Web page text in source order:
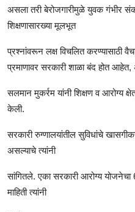
असला तरी बेरोजगारीमुळे युवक गंभीर
शिक्षणासारख्या मूलभूत
प्रश्नांवरून लक्ष विचलित करण्यासाठी
प्रमाणावर सरकारी शाळा बंद होत आहेत,
सलमान मुकर्रम यांनी शिक्षण व आरोग्य
केली.
सरकारी रुग्णालयांतील सुविधांचे
असल्याचे त्यांनी
सांगितले. एका सरकारी आरोग्य योजनेचा
माहिती त्यांनी